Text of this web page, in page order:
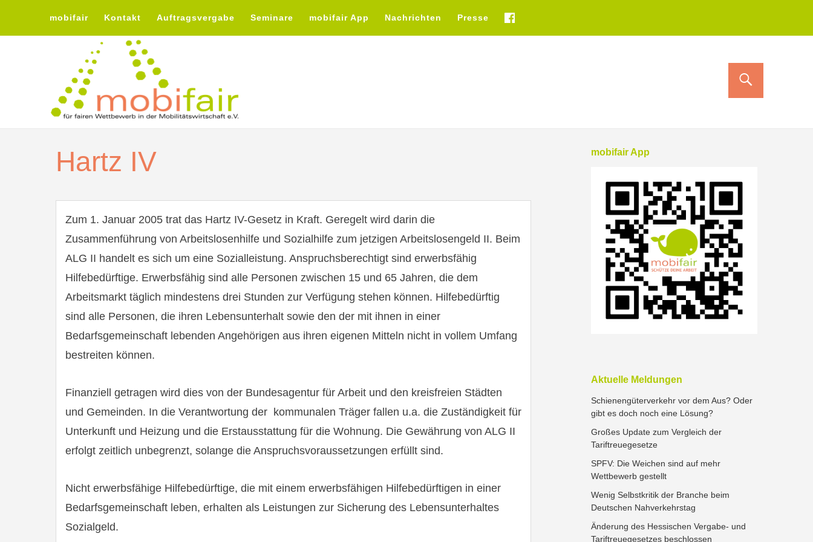
mobifair Kontakt Auftragsvergabe Seminare mobifair App Nachrichten Presse fb
Hartz IV
Zum 1. Januar 2005 trat das Hartz IV-Gesetz in Kraft. Geregelt wird darin die
Zusammenführung von Arbeitslosenhilfe und Sozialhilfe zum jetzigen Arbeitslosengeld II. Beim
ALG II handelt es sich um eine Sozialleistung. Anspruchsberechtigt sind erwerbsfähig
Hilfebedürftige. Erwerbsfähig sind alle Personen zwischen 15 und 65 Jahren, die dem
Arbeitsmarkt täglich mindestens drei Stunden zur Verfügung stehen können. Hilfebedürftig
sind alle Personen, die ihren Lebensunterhalt sowie den der mit ihnen in einer
Bedarfsgemeinschaft lebenden Angehörigen aus ihren eigenen Mitteln nicht in vollem Umfang
bestreiten können.
Finanziell getragen wird dies von der Bundesagentur für Arbeit und den kreisfreien Städten
und Gemeinden. In die Verantwortung der kommunalen Träger fallen u.a. die Zuständigkeit für
Unterkunft und Heizung und die Erstausstattung für die Wohnung. Die Gewährung von ALG II
erfolgt zeitlich unbegrenzt, solange die Anspruchsvoraussetzungen erfüllt sind.
Nicht erwerbsfähige Hilfebedürftige, die mit einem erwerbsfähigen Hilfebedürftigen in einer
Bedarfsgemeinschaft leben, erhalten als Leistungen zur Sicherung des Lebensunterhaltes
Sozialgeld.
mobifair App
Aktuelle Meldungen
Schienengüterverkehr vor dem Aus? Oder
gibt es doch noch eine Lösung?
Großes Update zum Vergleich der
Tariftreuegesetze
SPFV: Die Weichen sind auf mehr
Wettbewerb gestellt
Wenig Selbstkritik der Branche beim
Deutschen Nahverkehrstag
Änderung des Hessischen Vergabe- und
Tariftreuegesetzes beschlossen